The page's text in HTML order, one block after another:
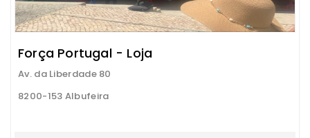
Força Portugal - Loja
Av. da Liberdade 80
8200-153 Albufeira